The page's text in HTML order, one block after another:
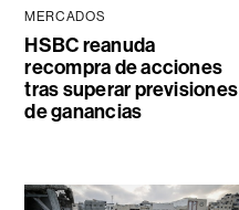
MERCADOS
HSBC reanuda
recompra de acciones
tras superar previsiones
de ganancias